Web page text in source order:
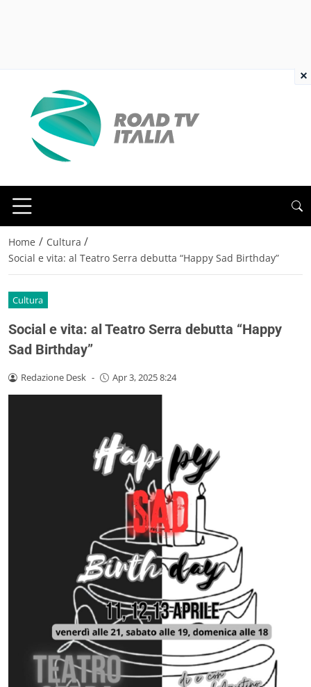
Home / Cultura /
Social e vita: al Teatro Serra debutta “Happy Sad Birthday”
Cultura
Social e vita: al Teatro Serra debutta “Happy
Sad Birthday”
Redazione Desk - Apr 3, 2025 8:24
×